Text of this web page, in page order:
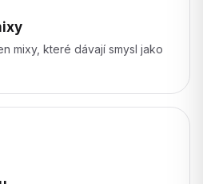
mixy, které dávají smysl jako